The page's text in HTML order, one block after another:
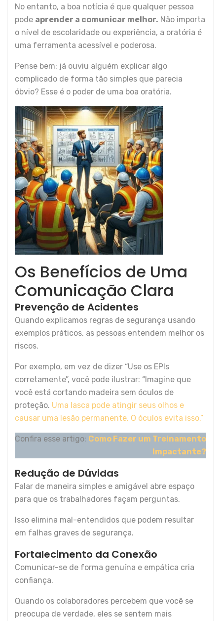
No entanto, a boa notícia é que qualquer pessoa
pode aprender a comunicar melhor. Não importa
o nível de escolaridade ou experiência, a oratória é
uma ferramenta acessível e poderosa.
Pense bem: já ouviu alguém explicar algo
complicado de forma tão simples que parecia
óbvio? Esse é o poder de uma boa oratória.
Os Benefícios de Uma
Comunicação Clara
Prevenção de Acidentes
Quando explicamos regras de segurança usando
exemplos práticos, as pessoas entendem melhor os
riscos.
Por exemplo, em vez de dizer “Use os EPIs
corretamente”, você pode ilustrar: “Imagine que
você está cortando madeira sem óculos de
proteção. Uma lasca pode atingir seus olhos e
causar uma lesão permanente. O óculos evita isso.”
Confira esse artigo: Como Fazer um Treinamento
Impactante?
Redução de Dúvidas
Falar de maneira simples e amigável abre espaço
para que os trabalhadores façam perguntas.
Isso elimina mal-entendidos que podem resultar
em falhas graves de segurança.
Fortalecimento da Conexão
Comunicar-se de forma genuína e empática cria
confiança.
Quando os colaboradores percebem que você se
preocupa de verdade, eles se sentem mais